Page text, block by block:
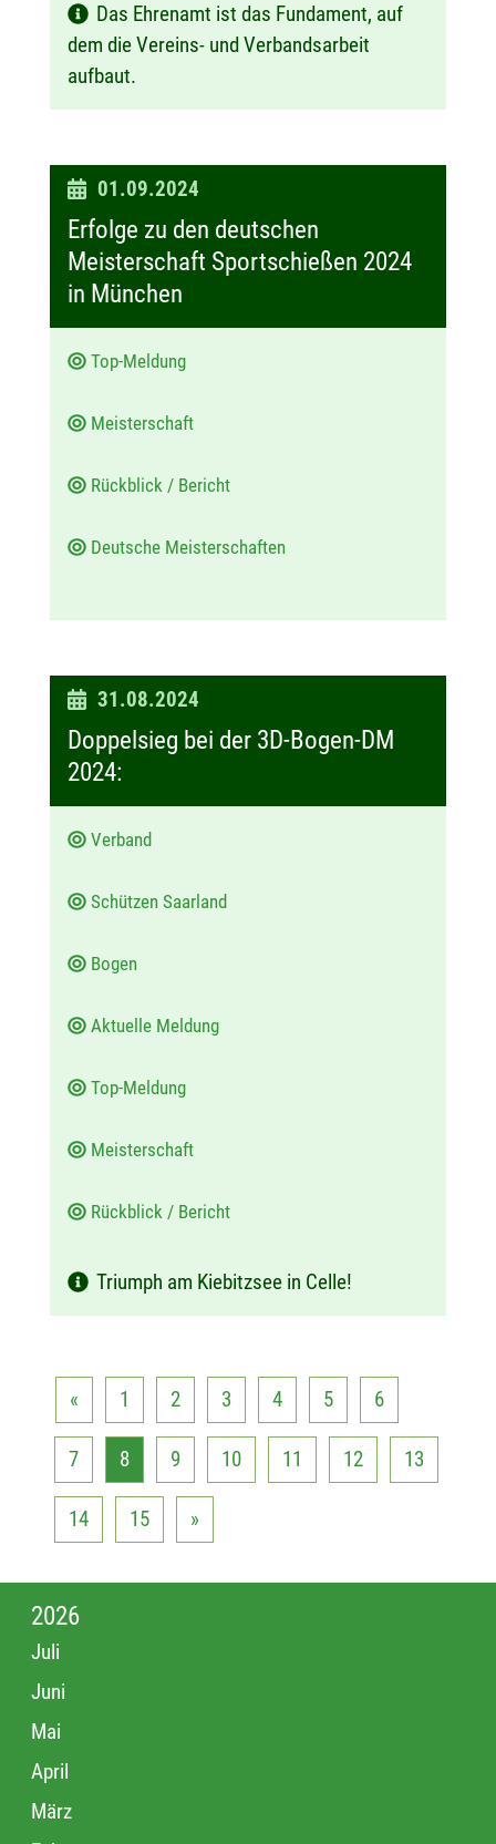
Das Ehrenamt ist das Fundament, auf
dem die Vereins- und Verbandsarbeit
aufbaut.
D
a
u
01.09.2024
Erfolge zu den deutschen
Meisterschaft Sportschießen 2024
in München
Top-Meldung
Meisterschaft
Rückblick / Bericht
Deutsche Meisterschaften
D
a
t
:
31.08.2024
Doppelsieg bei der 3D-Bogen-DM
2024:
Verband
Schützen Saarland
Bogen
Aktuelle Meldung
Top-Meldung
Meisterschaft
Rückblick / Bericht
Triumph am Kiebitzsee in Celle!
« 1 2 3 4 5 6
7 8 9 10 11 12 13
14 15 »
2026
Juli
Juni
Mai
April
März